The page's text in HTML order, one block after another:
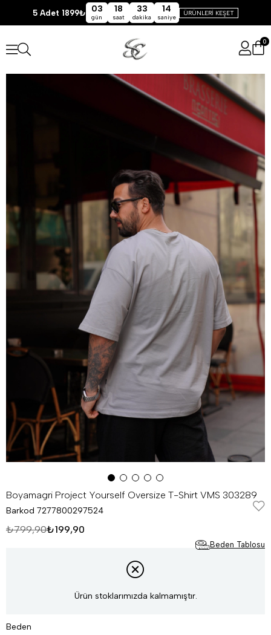
5 Adet 1899₺ 03
gün
18
saat
33
dakika
14
saniye
ÜRÜNLERİ KEŞET
0
Boyamagri Project Yourself Oversize T-Shirt VMS 303289
Barkod 7277800297524
₺799,90₺199,90
Beden Tablosu
Ürün stoklarımızda kalmamıştır.
Beden